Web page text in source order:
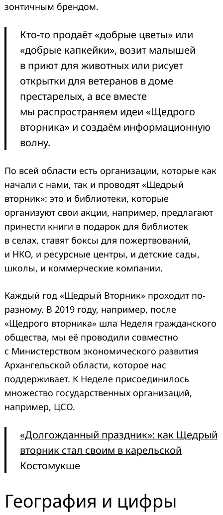
зонтичным брендом.
Кто-то продаёт «добрые цветы» или
«добрые капкейки», возит малышей
в приют для животных или рисует
открытки для ветеранов в доме
престарелых, а все вместе
мы распространяем идеи «Щедрого
вторника» и создаём информационную
волну.
По всей области есть организации, которые как
начали с нами, так и проводят «Щедрый
вторник»: это и библиотеки, которые
организуют свои акции, например, предлагают
принести книги в подарок для библиотек
в селах, ставят боксы для пожертвований,
и НКО, и ресурсные центры, и детские сады,
школы, и коммерческие компании.
Каждый год «Щедрый Вторник» проходит по-
разному. В 2019 году, например, после
«Щедрого вторника» шла Неделя гражданского
общества, мы её проводили совместно
с Министерством экономического развития
Архангельской области, которое нас
поддерживает. К Неделе присоединилось
множество государственных организаций,
например, ЦСО.
«Долгожданный праздник»: как Щедрый
вторник стал своим в карельской
Костомукше
География и цифры